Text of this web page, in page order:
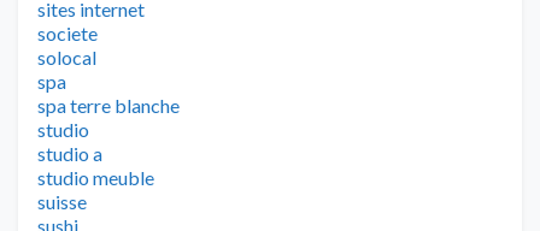
sites internet
societe
solocal
spa
spa terre blanche
studio
studio a
studio meuble
suisse
sushi